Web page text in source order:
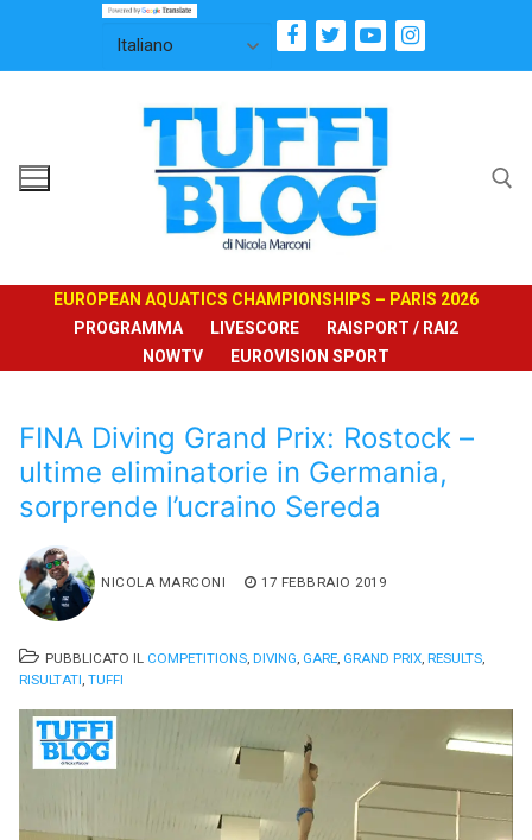
contenuto
EUROPEAN AQUATICS CHAMPIONSHIPS – PARIS 2026
PROGRAMMA
LIVESCORE
RAISPORT / RAI2
NOWTV
EUROVISION SPORT
FINA Diving Grand Prix: Rostock –
ultime eliminatorie in Germania,
sorprende l’ucraino Sereda
NICOLA MARCONI 17 FEBBRAIO 2019
PUBBLICATO IL COMPETITIONS, DIVING, GARE, GRAND PRIX, RESULTS,
RISULTATI, TUFFI